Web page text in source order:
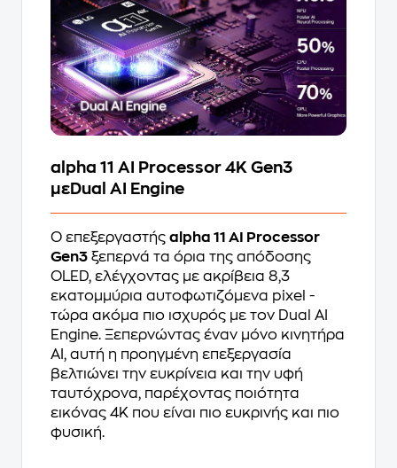
alpha 11 AI Processor 4K Gen3
μεDual AI Engine
Ο επεξεργαστής alpha 11 AI Processor
Gen3 ξεπερνά τα όρια της απόδοσης
OLED, ελέγχοντας με ακρίβεια 8,3
εκατομμύρια αυτοφωτιζόμενα pixel -
τώρα ακόμα πιο ισχυρός με τον Dual AI
Engine. Ξεπερνώντας έναν μόνο κινητήρα
AI, αυτή η προηγμένη επεξεργασία
βελτιώνει την ευκρίνεια και την υφή
ταυτόχρονα, παρέχοντας ποιότητα
εικόνας 4K που είναι πιο ευκρινής και πιο
φυσική.